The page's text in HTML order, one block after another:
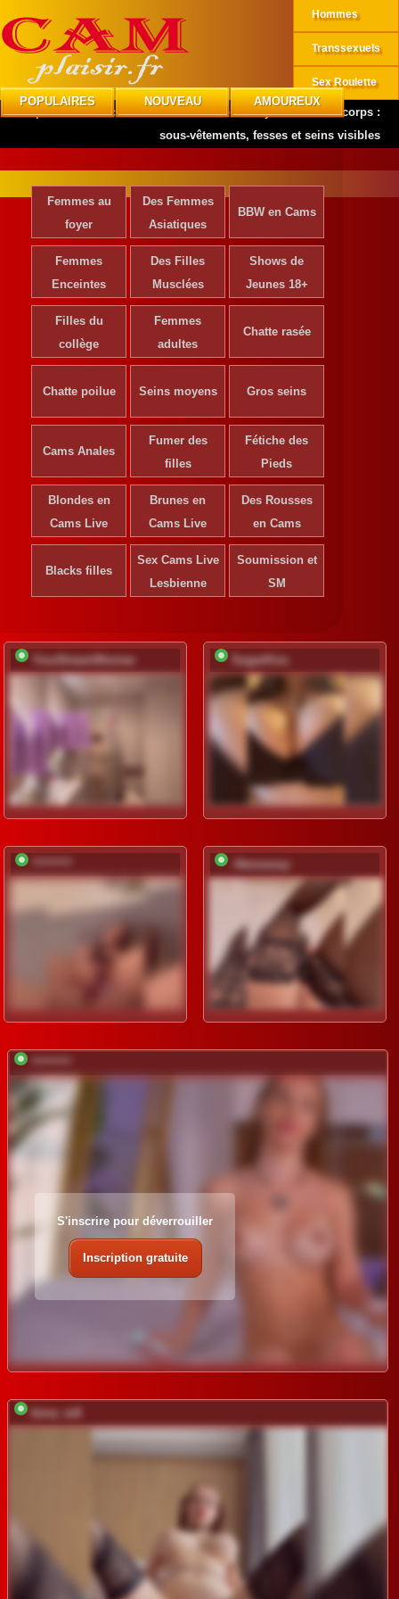
POPULAIRES NOUVEAU AMOUREUX
Hommes
Transsexuels
Sex Roulette
CAMplaisir»Actrices de Cinéma»Jacobe Orry dévoile son corps :
sous-vêtements, fesses et seins visibles
Femmes au
foyer
Des Femmes
Asiatiques
BBW en Cams
Femmes
Enceintes
Des Filles
Musclées
Shows de
Jeunes 18+
Filles du
collège
Femmes
adultes
Chatte rasée
Chatte poilue Seins moyens Gros seins
Cams Anales
Fumer des
filles
Fétiche des
Pieds
Blondes en
Cams Live
Brunes en
Cams Live
Des Rousses
en Cams
Blacks filles
Sex Cams Live
Lesbienne
Soumission et
SM
YourDreamWoman SugarKiss
S'inscrire pour
Inscription
-Hennessy-
S'inscrire pour déverrouiller
Inscription gratuite
bmw_m8